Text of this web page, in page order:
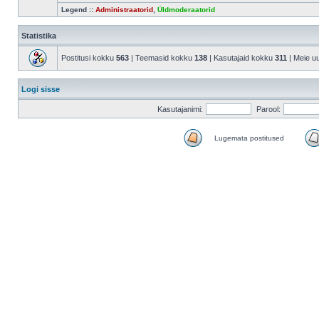
Legend :: Administraatorid Üldmoderaatorid
Statistika
Postitusi kokku 563 | Teemasid kokku 138 | Kasutajaid kokku 311 | Meie
Logi sisse
Kasutajanimi: Parool:
Lugemata postitused